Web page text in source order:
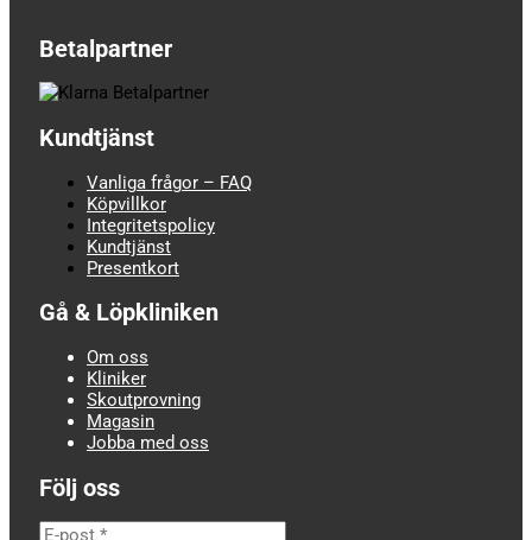
Betalpartner
Kundtjänst
Vanliga frågor – FAQ
Köpvillkor
Integritetspolicy
Kundtjänst
Presentkort
Gå & Löpkliniken
Om oss
Kliniker
Skoutprovning
Magasin
Jobba med oss
Följ oss